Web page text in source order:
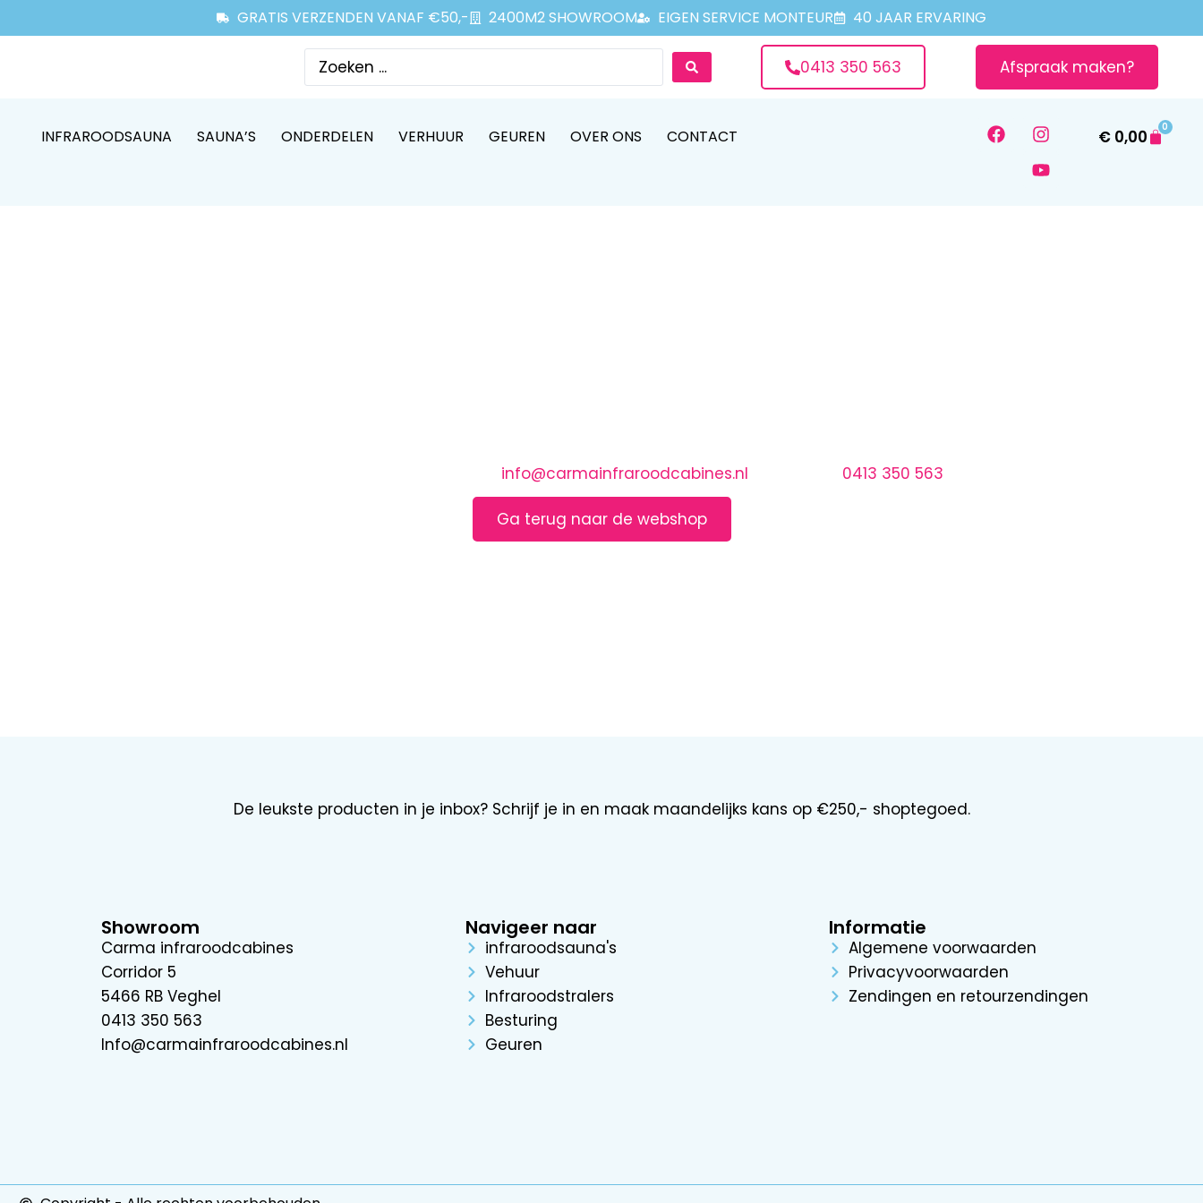
GRATIS VERZENDEN VANAF €50,- 2400M2 SHOWROOM EIGEN SERVICE MONTEUR 40 JAAR ERVARING
0413 350 563 Afspraak maken?
INFRAROODSAUNA SAUNA’S ONDERDELEN VERHUUR GEUREN OVER ONS CONTACT €0,00 0
info@carmainfraroodcabines.nl 0413 350 563
Ga terug naar de webshop
De leukste producten in je inbox? Schrijf je in en maak maandelijks kans op €250,- shoptegoed.
Showroom
Carma infraroodcabines
Corridor 5
5466 RB Veghel
0413 350 563
Info@carmainfraroodcabines.nl
Navigeer naar
infraroodsauna's
Vehuur
Infraroodstralers
Besturing
Geuren
Informatie
Algemene voorwaarden
Privacyvoorwaarden
Zendingen en retourzendingen